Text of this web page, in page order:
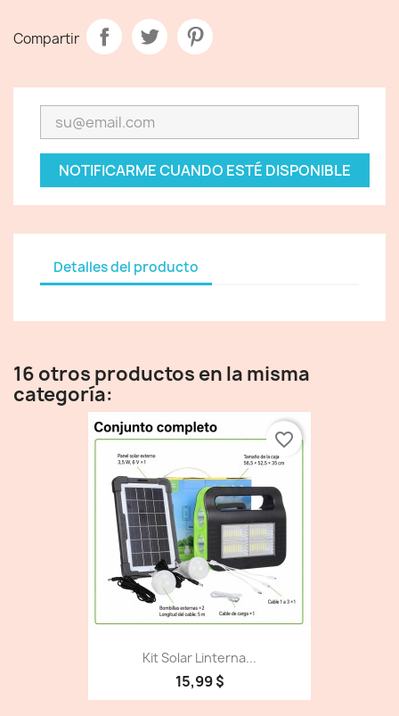
Compartir
NOTIFICARME CUANDO ESTÉ DISPONIBLE
Detalles del producto
16 otros productos en la misma
categoría:
Kit Solar Linterna...
15,99 $
favorite_border